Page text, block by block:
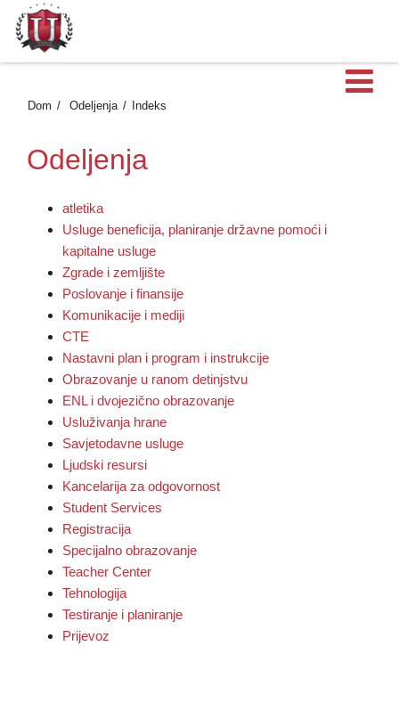
Dom Odeljenja Indeks
Odeljenja
atletika
Usluge beneficija, planiranje državne pomoći i
kapitalne usluge
Zgrade i zemljište
Poslovanje i finansije
Komunikacije i mediji
CTE
Nastavni plan i program i instrukcije
Obrazovanje u ranom detinjstvu
ENL i dvojezično obrazovanje
Usluživanja hrane
Savjetodavne usluge
Ljudski resursi
Kancelarija za odgovornost
Student Services
Registracija
Specijalno obrazovanje
Teacher Center
Tehnologija
Testiranje i planiranje
Prijevoz